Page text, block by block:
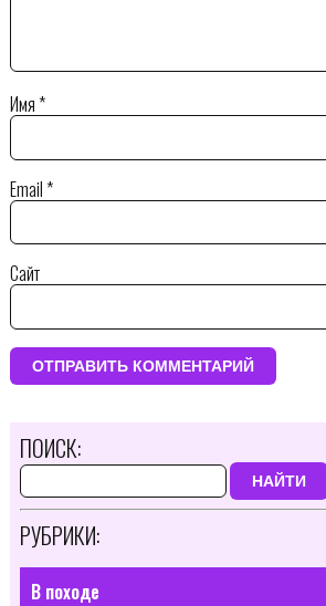
Имя*
Email*
Сайт
ПОИСК:
НАЙТИ
РУБРИКИ:
В походе